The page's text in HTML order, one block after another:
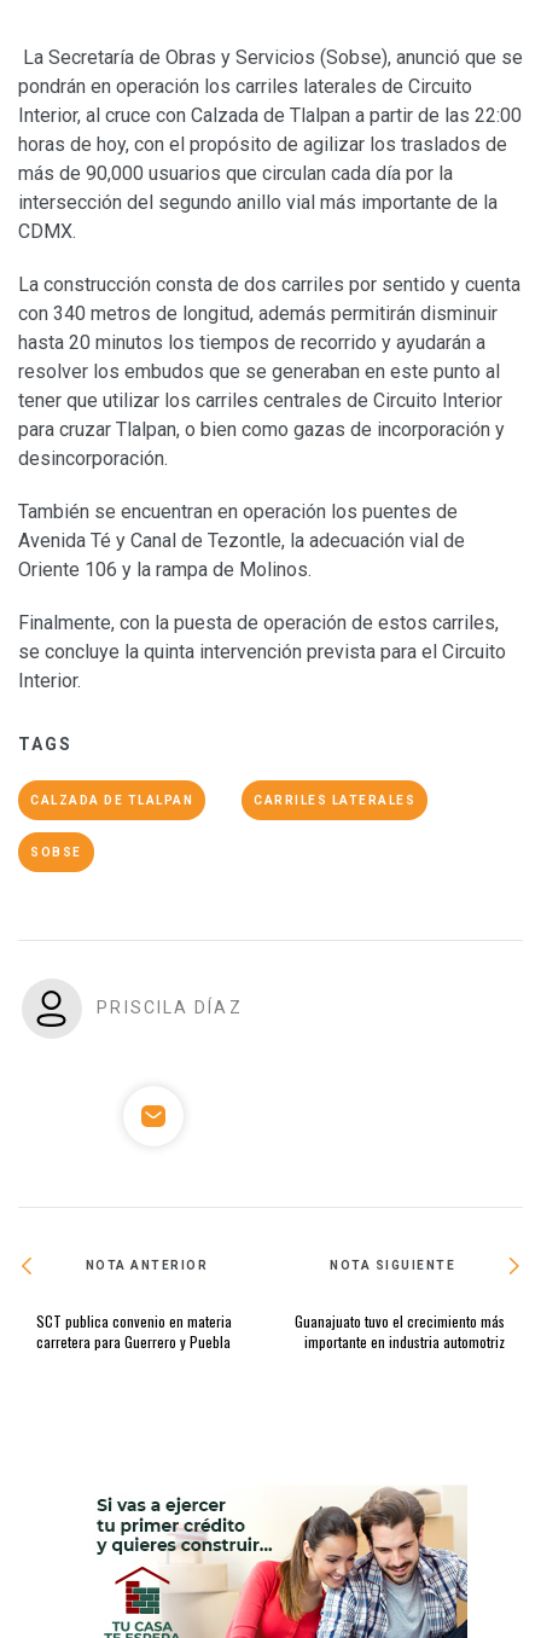
La Secretaría de Obras y Servicios (Sobse), anunció que se
pondrán en operación los carriles laterales de Circuito
Interior, al cruce con Calzada de Tlalpan a partir de las 22:00
horas de hoy, con el propósito de agilizar los traslados de
más de 90,000 usuarios que circulan cada día por la
intersección del segundo anillo vial más importante de la
CDMX.
La construcción consta de dos carriles por sentido y cuenta
con 340 metros de longitud, además permitirán disminuir
hasta 20 minutos los tiempos de recorrido y ayudarán a
resolver los embudos que se generaban en este punto al
tener que utilizar los carriles centrales de Circuito Interior
para cruzar Tlalpan, o bien como gazas de incorporación y
desincorporación.
También se encuentran en operación los puentes de
Avenida Té y Canal de Tezontle, la adecuación vial de
Oriente 106 y la rampa de Molinos.
Finalmente, con la puesta de operación de estos carriles,
se concluye la quinta intervención prevista para el Circuito
Interior.
TAGS
CALZADA DE TLALPAN CARRILES LATERALES
SOBSE
PRISCILA DÍAZ
NOTA ANTERIOR
SCT publica convenio en materia
carretera para Guerrero y Puebla
NOTA SIGUIENTE
Guanajuato tuvo el crecimiento más
importante en industria automotriz